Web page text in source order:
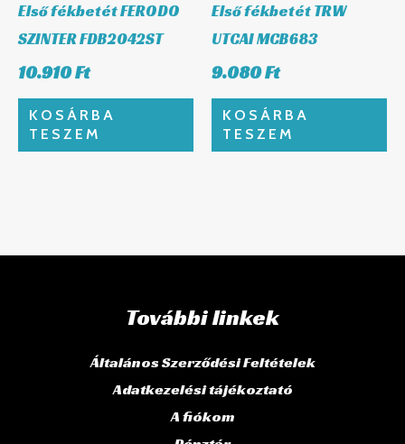
Első fékbetét FERODO
SZINTER FDB2042ST
10.910Ft
KOSÁRBA
TESZEM
Első fékbetét TRW
UTCAI MCB683
9.080Ft
KOSÁRBA
TESZEM
További linkek
Általános Szerződési Feltételek
Adatkezelési tájékoztató
A fiókom